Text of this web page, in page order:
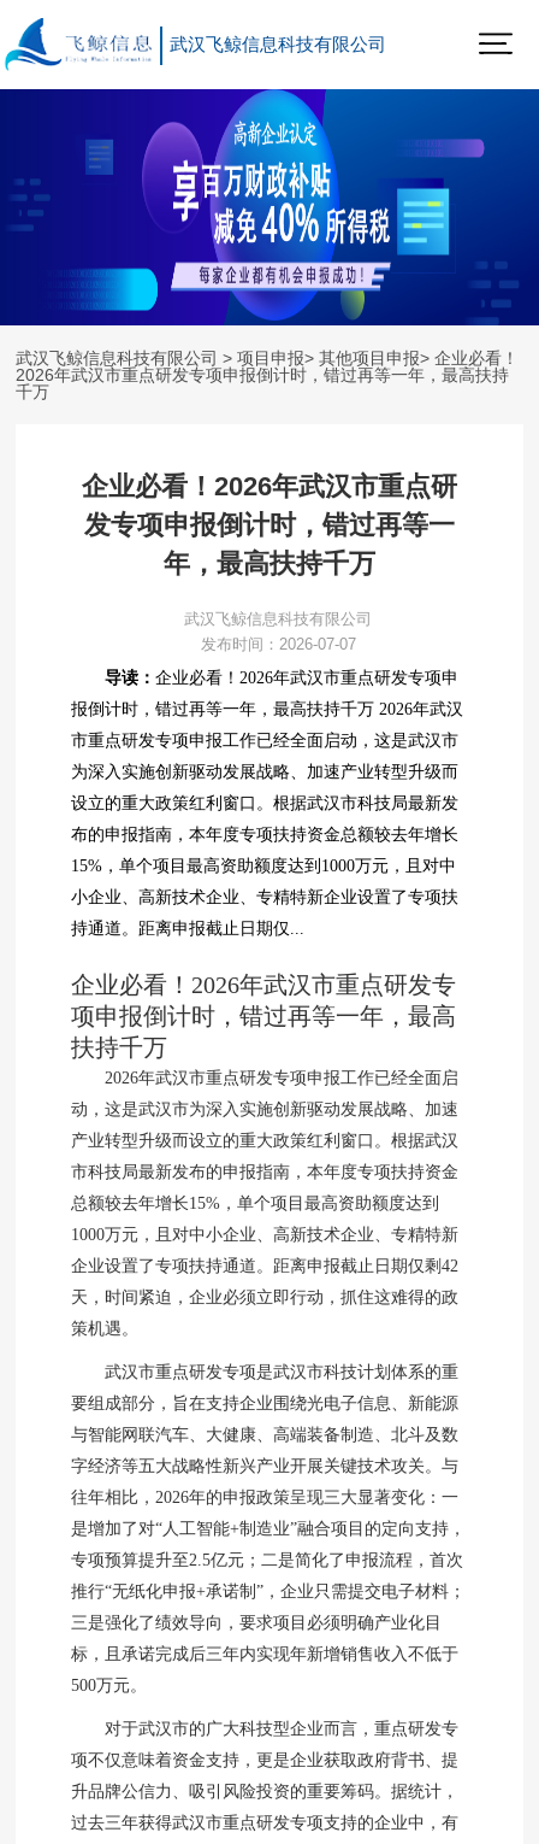
武汉飞鲸信息科技有限公司
武汉飞鲸信息科技有限公司 >项目申报>其他项目申报> 企业必看！
2026年武汉市重点研发专项申报倒计时，错过再等一年，最高扶持
千万
企业必看！2026年武汉市重点研
发专项申报倒计时，错过再等一
年，最高扶持千万
武汉飞鲸信息科技有限公司
发布时间：2026-07-07
导读：企业必看！2026年武汉市重点研发专项申
报倒计时，错过再等一年，最高扶持千万 2026年武汉
市重点研发专项申报工作已经全面启动，这是武汉市
为深入实施创新驱动发展战略、加速产业转型升级而
设立的重大政策红利窗口。根据武汉市科技局最新发
布的申报指南，本年度专项扶持资金总额较去年增长
15%，单个项目最高资助额度达到1000万元，且对中
小企业、高新技术企业、专精特新企业设置了专项扶
持通道。距离申报截止日期仅...
企业必看！2026年武汉市重点研发专
项申报倒计时，错过再等一年，最高
扶持千万
2026年武汉市重点研发专项申报工作已经全面启
动，这是武汉市为深入实施创新驱动发展战略、加速
产业转型升级而设立的重大政策红利窗口。根据武汉
市科技局最新发布的申报指南，本年度专项扶持资金
总额较去年增长15%，单个项目最高资助额度达到
1000万元，且对中小企业、高新技术企业、专精特新
企业设置了专项扶持通道。距离申报截止日期仅剩42
天，时间紧迫，企业必须立即行动，抓住这难得的政
策机遇。
武汉市重点研发专项是武汉市科技计划体系的重
要组成部分，旨在支持企业围绕光电子信息、新能源
与智能网联汽车、大健康、高端装备制造、北斗及数
字经济等五大战略性新兴产业开展关键技术攻关。与
往年相比，2026年的申报政策呈现三大显著变化：一
是增加了对“人工智能+制造业”融合项目的定向支持，
专项预算提升至2.5亿元；二是简化了申报流程，首次
推行“无纸化申报+承诺制”，企业只需提交电子材料；
三是强化了绩效导向，要求项目必须明确产业化目
标，且承诺完成后三年内实现年新增销售收入不低于
500万元。
对于武汉市的广大科技型企业而言，重点研发专
项不仅意味着资金支持，更是企业获取政府背书、提
升品牌公信力、吸引风险投资的重要筹码。据统计，
过去三年获得武汉市重点研发专项支持的企业中，有